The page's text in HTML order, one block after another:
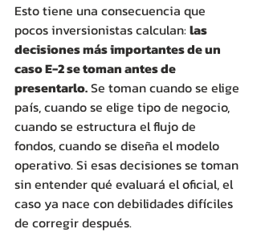
Esto tiene una consecuencia que
pocos inversionistas calculan: las
decisiones más importantes de un
caso E-2 se toman antes de
presentarlo. Se toman cuando se elige
país, cuando se elige tipo de negocio,
cuando se estructura el flujo de
fondos, cuando se diseña el modelo
operativo. Si esas decisiones se toman
sin entender qué evaluará el oficial, el
caso ya nace con debilidades difíciles
de corregir después.